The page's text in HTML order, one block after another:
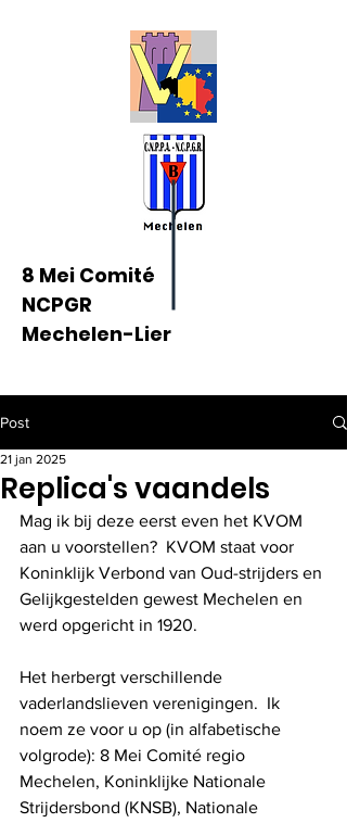
8 Mei Comité
NCPGR
Mechelen-Lier
Post
Replica's vaandels
21 jan 2025
Mag ik bij deze eerst even het KVOM
aan u voorstellen?  KVOM staat voor
Koninklijk Verbond van Oud-strijders en
Gelijkgestelden gewest Mechelen en
werd opgericht in 1920.
Het herbergt verschillende
vaderlandslieven verenigingen.  Ik
noem ze voor u op (in alfabetische
volgrode): 8 Mei Comité regio
Mechelen, Koninklijke Nationale
Strijdersbond (KNSB), Nationale